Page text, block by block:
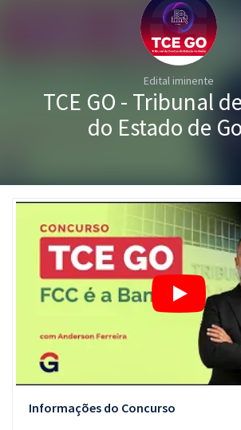
Questões grátis
Conteúdo gratuito
Aprovados
Atendimento
Edital iminente
TCE GO - Tribunal
do Estado de
Informações do Concurso